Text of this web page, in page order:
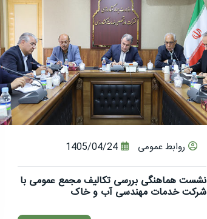
روابط عمومی 1405/04/24
نشست هماهنگی بررسی تکالیف مجمع عمومی با
شرکت خدمات مهندسی آب و خاک